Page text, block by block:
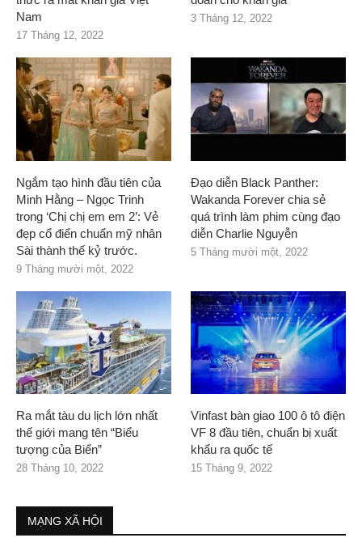
Nam
17 Tháng 12, 2022
3 Tháng 12, 2022
Ngắm tạo hình đầu tiên của
Minh Hằng – Ngọc Trinh
trong ‘Chị chị em em 2’: Vẻ
đẹp cổ điển chuẩn mỹ nhân
Sài thành thế kỷ trước.
9 Tháng mười một, 2022
Đạo diễn Black Panther:
Wakanda Forever chia sẻ
quá trình làm phim cùng đạo
diễn Charlie Nguyễn
5 Tháng mười một, 2022
Ra mắt tàu du lịch lớn nhất
thế giới mang tên “Biểu
tượng của Biển”
28 Tháng 10, 2022
Vinfast bàn giao 100 ô tô điện
VF 8 đầu tiên, chuẩn bị xuất
khẩu ra quốc tế
15 Tháng 9, 2022
MẠNG XÃ HỘI